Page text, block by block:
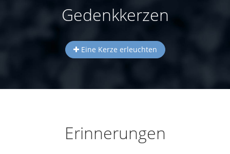
Gedenkkerzen
Eine Kerze erleuchten
Erinnerungen